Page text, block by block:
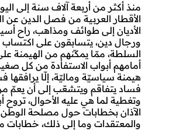
منذ أكثر من أربعة آلاف سنة إلى
الأقطار العربية من فصل الدين عن
الأديان إلى طوائف ومذاهب، راح
ورجال دين، يتسابقون على
السلطة، ممّا يمكّنهم من الهيمنة على
أمامهم أبواب الاستفادة من كل
هيمنة سياسيّة وماليّة، إلّا يرافقها
فساد يتفاقم ويتشعّب إلى أن يعمّ
وتغطية لما هي عليه الأحوال، تروح
الآذان بخطابات حول مصلحة
والمعتقدات وما إلى ذلك، خطابات